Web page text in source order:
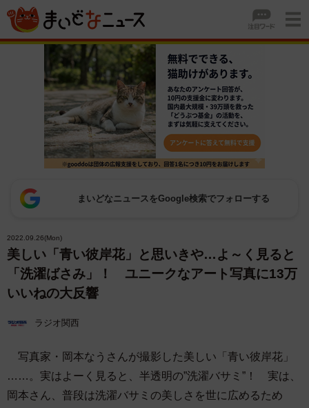
まいどなニュースをGoogle検索でフォローする
2022.09.26(Mon)
美しい「青い彼岸花」と思いきや…よ～く見ると
「洗濯ばさみ」！ ユニークなアート写真に13万
いいねの大反響
ラジオ関西
写真家・岡本なうさんが撮影した美しい「青い彼岸花」
……。実はよーく見ると、半透明の”洗濯バサミ”！ 実は、
岡本さん、普段は洗濯バサミの美しさを世に広めるため